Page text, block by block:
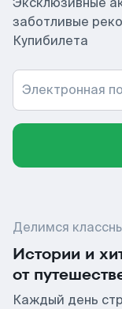
заботливые
Купибилета
Электронная
Делимся
Истории и
от
Каждый день